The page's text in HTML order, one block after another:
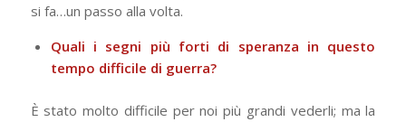
si fa…un passo alla volta.
Quali i segni più forti di speranza in questo
tempo difficile di guerra?
È stato molto difficile per noi più grandi vederli; ma la